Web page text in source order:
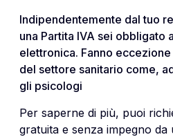
Indipendentemente dal tuo
una Partita IVA sei obbligato
elettronica. Fanno
del settore sanitario come,
gli psicologi
Per saperne di più, puoi
gratuita e senza impegno